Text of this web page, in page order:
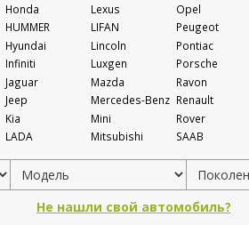
Honda
HUMMER
Hyundai
Infiniti
Jaguar
Jeep
Kia
LADA
Lexus
LIFAN
Lincoln
Luxgen
Mazda
Mercedes-Benz
Mini
Mitsubishi
Opel
Peugeot
Pontiac
Porsche
Ravon
Renault
Rover
SAAB
Не нашли свой автомобиль?